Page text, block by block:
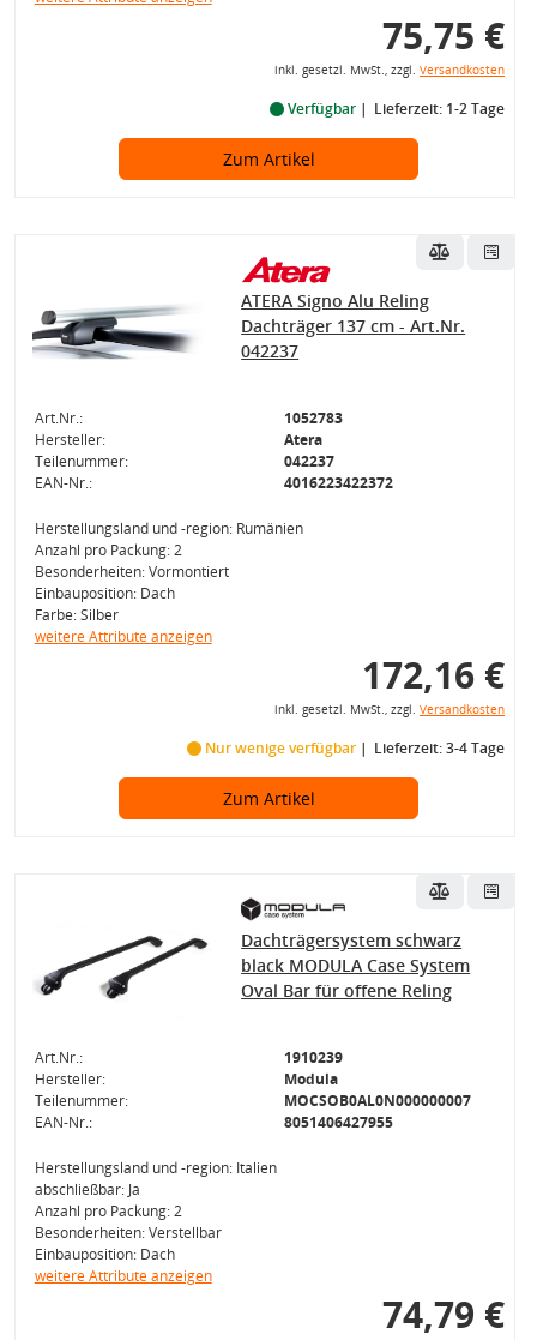
75,75 €
inkl. gesetzl. MwSt., zzgl. Versandkosten
Verfügbar Lieferzeit: 1-2 Tage
Zum Artikel
ATERA Signo Alu Reling
Dachträger 137 cm - Art.Nr.
042237
Art.Nr.:
1052783
Hersteller:
Atera
Teilenummer:
042237
EAN-Nr.:
4016223422372
Herstellungsland und -region: Rumänien
Anzahl pro Packung: 2
Besonderheiten: Vormontiert
Einbauposition: Dach
Farbe: Silber
weitere Attribute anzeigen
172,16 €
inkl. gesetzl. MwSt., zzgl. Versandkosten
Nur wenige verfügbar Lieferzeit: 3-4 Tage
Zum Artikel
Dachträgersystem schwarz
black MODULA Case System
Oval Bar für offene Reling
Art.Nr.:
1910239
Hersteller:
Modula
Teilenummer:
MOCSOB0AL0N000000007
EAN-Nr.:
8051406427955
Herstellungsland und -region: Italien
abschließbar: Ja
Anzahl pro Packung: 2
Besonderheiten: Verstellbar
Einbauposition: Dach
weitere Attribute anzeigen
74,79 €